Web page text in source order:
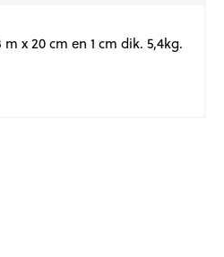
x 20 cm en 1 cm dik. 5,4kg.